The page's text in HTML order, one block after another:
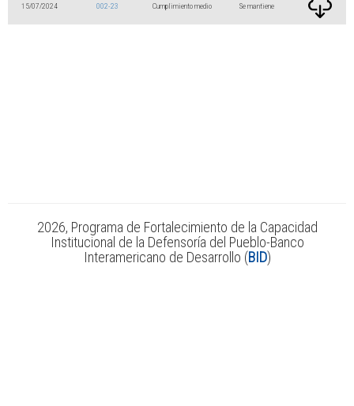
15/07/2024 002-23 Cumplimiento medio Se mantiene
2026, Programa de Fortalecimiento de la Capacidad
Institucional de la Defensoría del Pueblo-Banco
Interamericano de Desarrollo (BID)